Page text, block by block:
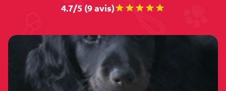
4.7/5 (9 avis)